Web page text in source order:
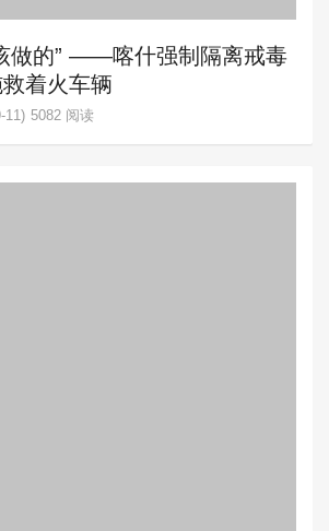
做的” ——喀什强制隔离戒毒
着火车辆
11) 5082 阅读